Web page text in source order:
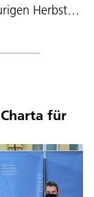
Herbst…
für